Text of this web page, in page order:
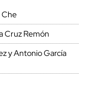
Che
Cruz Remón
y Antonio García